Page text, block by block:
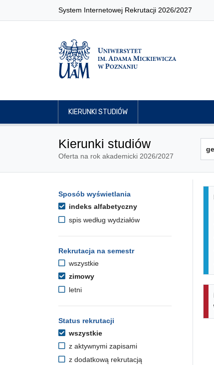
System Internetowej Rekrutacji 2026/2027
KIERUNKI STUDIÓW
Kierunki studiów
Oferta na rok akademicki 2026/2027
Opcje filtrowania kierunków
Przejdź do listy kierunków
Sposób wyświetlania
indeks alfabetyczny
spis według wydziałów
Rekrutacja na semestr
wszystkie
zimowy
letni
Status rekrutacji
wszystkie
z aktywnymi zapisami
z dodatkową rekrutacją